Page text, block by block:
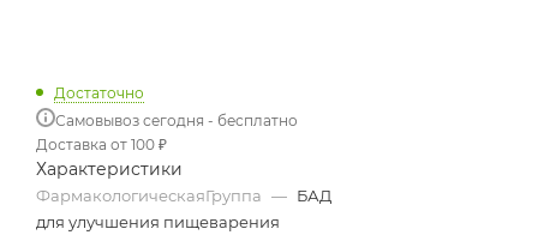
Достаточно
Самовывоз сегодня - бесплатно
Доставка от 100 ₽
Характеристики
ФармакологическаяГруппа — БАД
для улучшения пищеварения